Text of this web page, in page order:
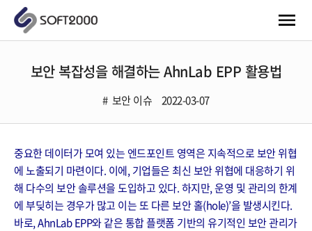
보안 복잡성을 해결하는 AhnLab EPP 활용법
보안 이슈 2022-03-07
중요한 데이터가 모여 있는 엔드포인트 영역은 지속적으로 보안 위협
에 노출되기 마련이다. 이에, 기업들은 최신 보안 위협에 대응하기 위
해 다수의 보안 솔루션을 도입하고 있다. 하지만, 운영 및 관리의 한계
에 부딪히는 경우가 많고 이는 또 다른 보안 홀(hole)’을 발생시킨다.
바로, AhnLab EPP와 같은 통합 플랫폼 기반의 유기적인 보안 관리가